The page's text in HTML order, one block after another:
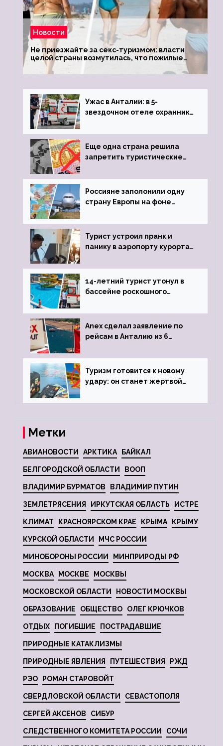
Новости
Не приезжайте за секс-туризмом: власти
целой страны возмутилась, что пожилые
туристки массово едут к ним, чтобы
обзавестись молодыми любовниками
Ужас в Анталии: в 5-
звездочном отеле охранник
пистолета
Еще одна страна решила
запретить туристические
Россияне заполонили одну
страну Европы на фоне
виз
Турист устроил пранк и
панику в аэропорту курорта,
задержке рейса
14-летний турист утонул в
бассейне роскошного
Anex сделал заявление по
рейсам в Анталию из 6
Туризм готовится к новому
удару: он станет жертвой
Метки
АВИАНОВОСТИ АРКТИКА БАЙКАЛ
БЕЛГОРОДСКОЙ ОБЛАСТИ ВООП
ВЛАДИМИР БУРМАТОВ ВЛАДИМИР ПУТИН
ЗЕМЛЕТРЯСЕНИЯ ИРКУТСКАЯ ОБЛАСТЬ ИСТРЕ
КЛИМАТ КРАСНОЯРСКОМ КРАЕ КРЫМА КРЫМУ
КУРСКОЙ ОБЛАСТИ МЧС РОССИИ
МИНОБОРОНЫ РОССИИ МИНПРИРОДЫ РФ
МОСКВА МОСКВЕ МОСКВЫ
МОСКОВСКОЙ ОБЛАСТИ НОВОСТИ МОСКВЫ
ОБРАЗОВАНИЕ ОБЩЕСТВО ОЛЕГ КРЮЧКОВ
ОТДЫХ ПОГИБШИЕ ПОСТРАДАВШИЕ
ПРИРОДНЫЕ КАТАКЛИЗМЫ
ПРИРОДНЫЕ ЯВЛЕНИЯ ПУТЕШЕСТВИЯ РЖД
РЭО РОМАН СТАРОВОЙТ
СВЕРДЛОВСКОЙ ОБЛАСТИ СЕВАСТОПОЛЯ
СЕРГЕЙ АКСЕНОВ СИБУР
СЛЕДСТВЕННОГО КОМИТЕТА РОССИИ СОЧИ